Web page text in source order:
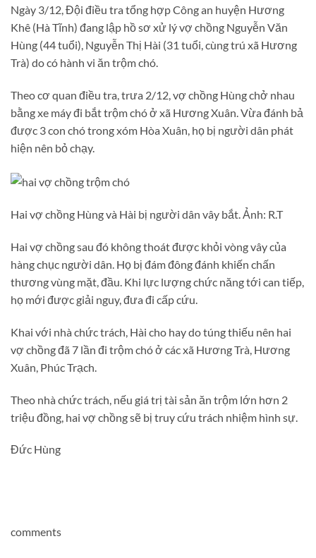
Ngày 3/12, Đội điều tra tổng hợp Công an huyện Hương
Khê (Hà Tĩnh) đang lập hồ sơ xử lý vợ chồng Nguyễn Văn
Hùng (44 tuổi), Nguyễn Thị Hài (31 tuổi, cùng trú xã Hương
Trà) do có hành vi ăn trộm chó.
Theo cơ quan điều tra, trưa 2/12, vợ chồng Hùng chở nhau
bằng xe máy đi bắt trộm chó ở xã Hương Xuân. Vừa đánh bả
được 3 con chó trong xóm Hòa Xuân, họ bị người dân phát
hiện nên bỏ chạy.
Hai vợ chồng Hùng và Hài bị người dân vây bắt. Ảnh: R.T
Hai vợ chồng sau đó không thoát được khỏi vòng vây của
hàng chục người dân. Họ bị đám đông đánh khiến chấn
thương vùng mặt, đầu. Khi lực lượng chức năng tới can tiếp,
họ mới được giải nguy, đưa đi cấp cứu.
Khai với nhà chức trách, Hài cho hay do túng thiếu nên hai
vợ chồng đã 7 lần đi trộm chó ở các xã Hương Trà, Hương
Xuân, Phúc Trạch.
Theo nhà chức trách, nếu giá trị tài sản ăn trộm lớn hơn 2
triệu đồng, hai vợ chồng sẽ bị truy cứu trách nhiệm hình sự.
Đức Hùng
comments